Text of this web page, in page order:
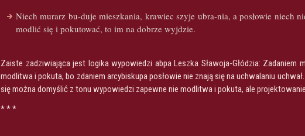
Niech murarz bu-duje mieszkania, krawiec szyje ubra-nia, a posłowie niech
modlić się i pokutować, to im na dobrze wyjdzie.
Zaiste zadziwiająca jest logika wypowiedzi abpa Leszka Sławoja-Głódzia:
modlitwa i pokuta, bo zdaniem arcybiskupa posłowie nie znają się na uchwalaniu
się można domyślić z tonu wypowiedzi zapewne nie modlitwa i pokuta, ale
* * *